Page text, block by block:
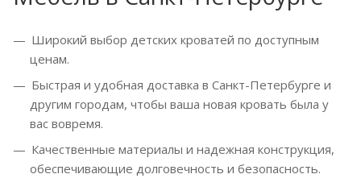
Широкий выбор детских кроватей по доступным
ценам.
Быстрая и удобная доставка в Санкт-Петербурге и
другим городам, чтобы ваша новая кровать была у
вас вовремя.
Качественные материалы и надежная конструкция,
обеспечивающие долговечность и безопасность.